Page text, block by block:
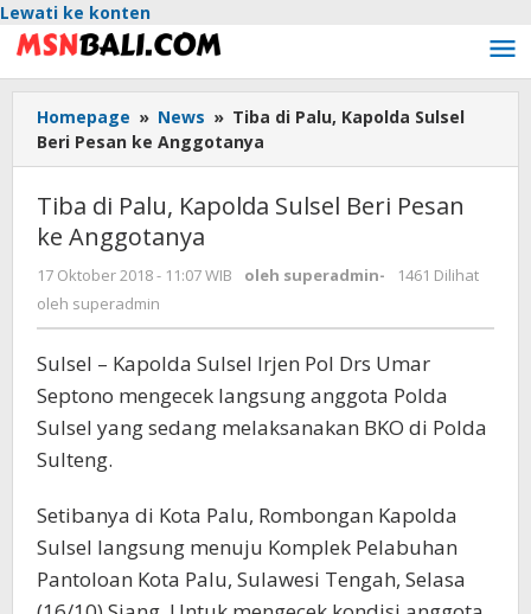
Lewati ke konten
Homepage » News » Tiba di Palu, Kapolda Sulsel
Beri Pesan ke Anggotanya
Tiba di Palu, Kapolda Sulsel Beri Pesan
ke Anggotanya
17 Oktober 2018 - 11:07 WIB oleh superadmin-
1461 Dilihat
oleh superadmin
Sulsel – Kapolda Sulsel Irjen Pol Drs Umar
Septono mengecek langsung anggota Polda
Sulsel yang sedang melaksanakan BKO di Polda
Sulteng.
Setibanya di Kota Palu, Rombongan Kapolda
Sulsel langsung menuju Komplek Pelabuhan
Pantoloan Kota Palu, Sulawesi Tengah, Selasa